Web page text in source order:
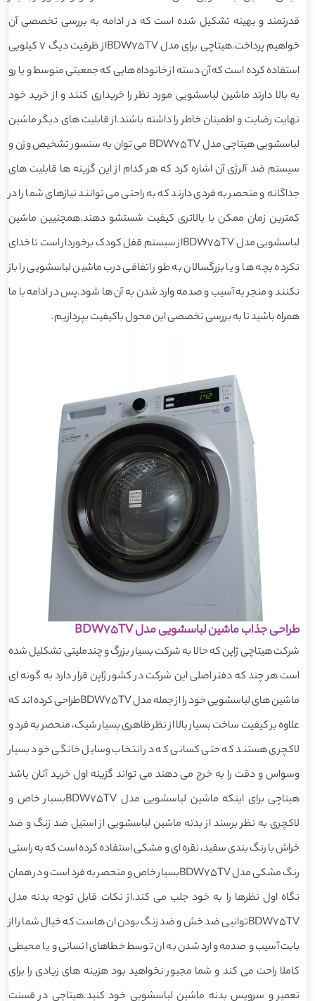
قدرتمند و بهینه تشکیل شده است که در ادامه به بررسی تخصصی آن
خواهیم پرداخت.هیتاچی برای مدل BDW75TVاز ظرفیت دیگ 7 کیلویی
استفاده کرده است که آن دسته از خانوداه هایی که جمعیتی متوسط و یا رو
به بالا دارند ماشین لباسشویی مورد نظر را خریداری کنند و از خرید خود
نهایت رضایت و اطمینان خاطر را داشته باشند.از قابلیت های دیگر ماشین
لباسشویی هیتاچی مدل BDW75TV می توان به سنسور تشخیص وزن و
سیستم ضد آلرژی آن اشاره کرد که هر کدام از این گزینه ها قابلیت های
جداگانه و منحصر به فردی دارند که به راحتی می توانند نیازهای شما را در
کمترین زمان ممکن با بالاتری کیفیت شستشو دهند.همچنیین ماشین
لباسشویی مدل BDW75TVاز سیستم قفل کودک برخوردار است تا خدای
نکرده بچه ها و یا بزرگسالان به طور اتفاقی درب ماشین لباسشویی را باز
نکنند و منجر به آسیب و صدمه وارد شدن به آن ها شود.پس در ادامه با ما
همراه باشید تا به بررسی تخصصی این محول باکیفیت بپردازیم.
طراحی جذاب ماشین لباسشویی مدل BDW75TV
شرکت هیتاچی ژاپن که حالا به شرکت بسیار بزرگ و چندملیتی تشکلیل شده
است هر چند که دفتر اصلی این شرکت در کشور ژاپن قرار دارد به گونه ای
ماشین های لباسشویی خود را از جمله مدل BDW75TVطراحی کرده اند که
علاوه بر کیفیت ساخت بسیار بالا از نظر ظاهری بسیار شیک، منحصر به فرد و
لاکچری هستند که حتی کسانی که در انتخاب وسایل خانگی خود بسیار
وسواس و دقت را به خرج می دهند می تواند گزینه اول خرید آنان باشد
هیتاچی برای اینکه ماشین لباسشویی مدل BDW75TVبسیار خاص و
لاکچری به نظر برسند از بدنه ماشین لباسشویی از استیل ضد زنگ و ضد
خراش با رنگ بندی سفید، نقره ای و مشکی استفاده کرده است که به راستی
رنگ مشکی مدل BDW75TVبسیار خاص و منحصر به فرد است و در همان
نگاه اول نظرها را به خود جلب می کند.از نکات قابل توجه بدنه مدل
BDW75TVتوانیی ضد خش و ضد زنگ بودن ان هاست که خیال شما را از
بابت آسیب و صدمه وارد شدن به ان توسط خطاهای انسانی و یا محیطی
کاملا راحت می کند و شما مجبور نخواهید بود هزینه های زیادی را برای
تعمیر و سرویس بدنه ماشین لباسشویی خود کنید.هیتاچی در قسنت